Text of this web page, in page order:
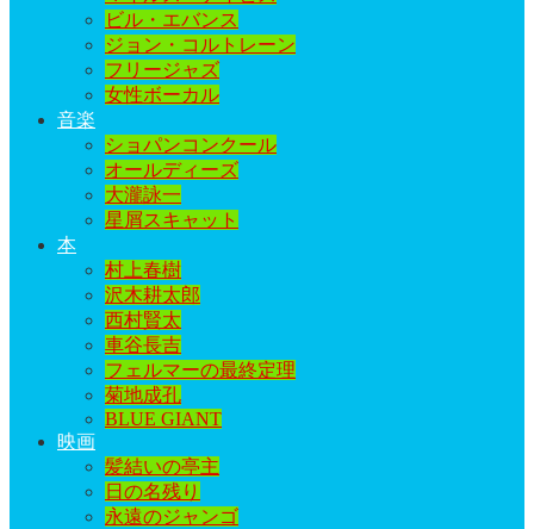
ビル・エバンス
ジョン・コルトレーン
フリージャズ
女性ボーカル
音楽
ショパンコンクール
オールディーズ
大瀧詠一
星屑スキャット
本
村上春樹
沢木耕太郎
西村賢太
車谷長吉
フェルマーの最終定理
菊地成孔
BLUE GIANT
映画
髪結いの亭主
日の名残り
永遠のジャンゴ